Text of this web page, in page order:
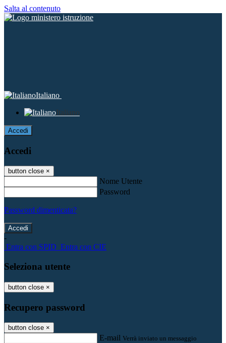
Salta al contenuto
Italiano
Italiano
Accedi
Accedi
button close ×
Nome Utente
Password
Password dimenticata?
-
Entra con SPID Entra con CIE
Seleziona utente
button close ×
Recupero password
button close ×
E-mail Verrà inviato un messaggio